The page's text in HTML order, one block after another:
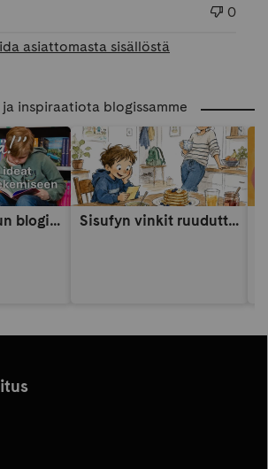
0
asiattomasta sisällöstä
inspiraatiota blogissamme
Sisufyn elokuun blogi: Näin vahvistat lapsen itsetuntoa someaikana Sisufyn vinkit ruuduttomaan päivään: Vinkki 9